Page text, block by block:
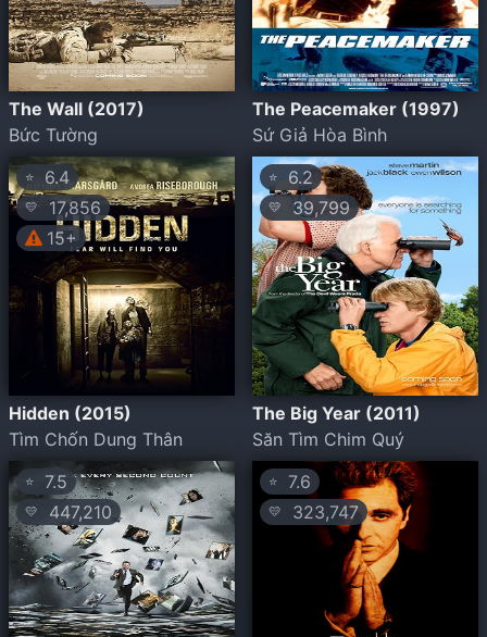
The Wall (2017)
Bức Tường
The Peacemaker (1997)
Sứ Giả Hòa Bình
⭐ 6.4
💛
17,856
15+
Hidden (2015)
Tìm Chốn Dung Thân
⭐ 6.2
💛 39,799
The Big Year (2011)
Săn Tìm Chim Quý
⭐ 7.5
💛 447,210
⭐ 7.6
💛 323,747